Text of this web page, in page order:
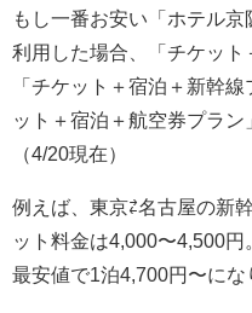
もし一番お安い「ホテル
利用した場合、「チケット
「チケット＋宿泊＋新幹
ット＋宿泊＋航空券プラン
（4/20現在）
例えば、東京⇄名古屋の新
ット料金は4,000〜4,500
最安値で1泊4,700円〜にな